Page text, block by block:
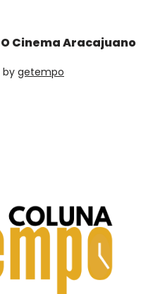
Cinema Aracajuano
by getempo